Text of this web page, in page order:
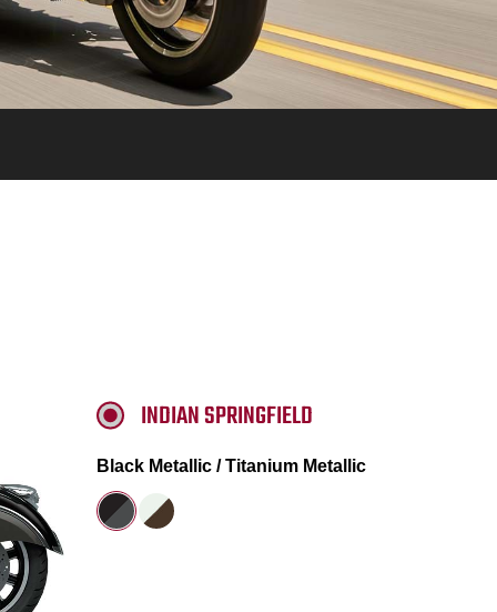
INDIAN SPRINGFIELD
Black Metallic / Titanium Metallic